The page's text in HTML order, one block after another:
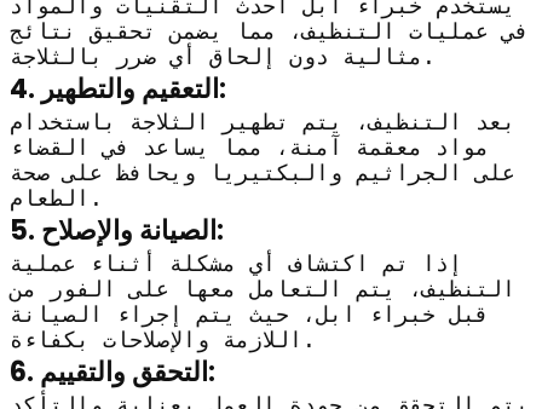
يستخدم خبراء ابل أحدث التقنيات والمواد
في عمليات التنظيف، مما يضمن تحقيق نتائج
مثالية دون إلحاق أي ضرر بالثلاجة.
4. التعقيم والتطهير:
بعد التنظيف، يتم تطهير الثلاجة باستخدام
مواد معقمة آمنة، مما يساعد في القضاء
على الجراثيم والبكتيريا ويحافظ على صحة
الطعام.
5. الصيانة والإصلاح:
إذا تم اكتشاف أي مشكلة أثناء عملية
التنظيف، يتم التعامل معها على الفور من
قبل خبراء ابل، حيث يتم إجراء الصيانة
اللازمة والإصلاحات بكفاءة.
6. التحقق والتقييم: